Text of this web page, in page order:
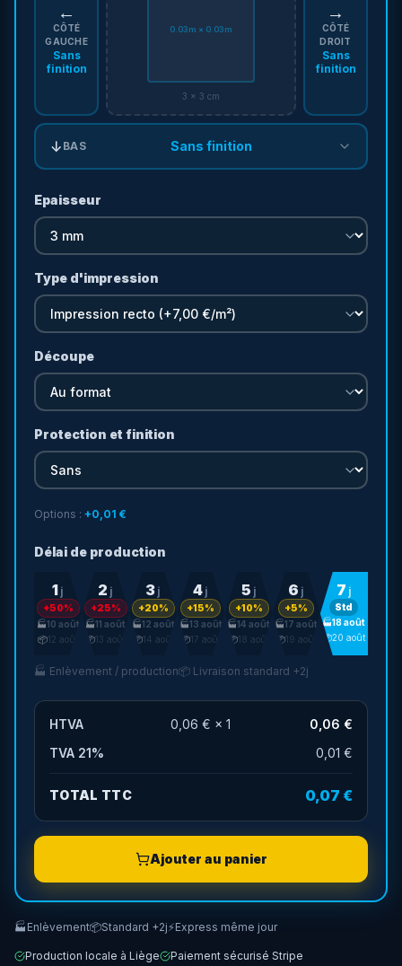
←
CÔTÉ
GAUCHE
Sans
finition
0.03m × 0.03m
3 × 3 cm
→
CÔTÉ
DROIT
Sans
finition
↓ BAS Sans finition
Epaisseur
Type d'impression
Découpe
Protection et finition
Options : +0,01 €
Délai de production
1 j
+50%
🏭10 août
📦12 août
2 j
+25%
🏭11 août
📦13 août
3 j
+20%
🏭12 août
📦14 août
4 j
+15%
🏭13 août
📦17 août
5 j
+10%
🏭14 août
📦18 août
6 j
+5%
🏭17 août
📦19 août
7 j
Std
🏭18 août
📦20 août
🏭 Enlèvement / production📦 Livraison standard +2j
HTVA 0,06 € ×1
0,06 €
TVA 21% 0,01 €
TOTAL TTC 0,07 €
Ajouter au panier
🏭 Enlèvement📦Standard +2j⚡Express même jour
Production locale à Liège Paiement sécurisé Stripe